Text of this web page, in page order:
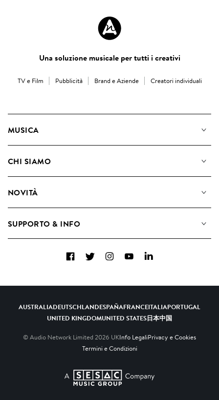
Una soluzione musicale per tutti i creativi
TV e Film Pubblicità Brand e Aziende Creatori individuali
MUSICA
Cerca
CHI SIAMO
Come utilizziamo l'intelligenza artificiale
NOVITÀ
SUPPORTO & INFO
FacebookTwitterInstagramYouTubeLinkedIn
AUSTRALIADEUTSCHLANDESPAÑAFRANCEITALIAPORTUGAL
UNITED KINGDOMUNITED STATES日本中国
© Audio Network Limited 2026 UKInfo LegaliPrivacy e Cookies
Termini e Condizioni
A SESAC Company